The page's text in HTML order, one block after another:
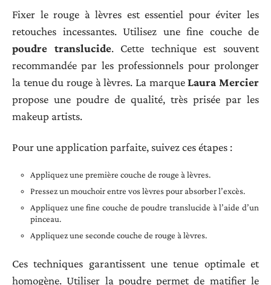
Fixer le rouge à lèvres est essentiel pour éviter les
retouches incessantes. Utilisez une fine couche de
poudre translucide. Cette technique est souvent
recommandée par les professionnels pour prolonger
la tenue du rouge à lèvres. La marqueLaura Mercier
propose une poudre de qualité, très prisée par les
makeup artists.
Pour une application parfaite, suivez ces étapes :
Appliquez une première couche de rouge à lèvres.
Pressez un mouchoir entre vos lèvres pour absorber l’excès.
Appliquez une fine couche de poudre translucide à l’aide d’un
pinceau.
Appliquez une seconde couche de rouge à lèvres.
Ces techniques garantissent une tenue optimale et
homogène. Utiliser la poudre permet de matifier le